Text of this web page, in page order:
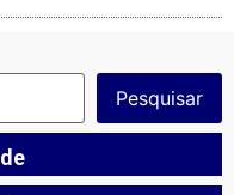
Pesquisar